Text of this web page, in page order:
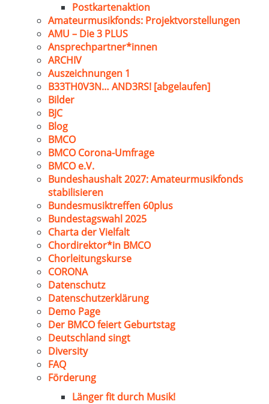
Postkartenaktion
Amateurmusikfonds: Projektvorstellungen
AMU – Die 3 PLUS
Ansprechpartner*innen
ARCHIV
Auszeichnungen 1
B33TH0V3N… AND3RS! [abgelaufen]
Bilder
BJC
Blog
BMCO
BMCO Corona-Umfrage
BMCO e.V.
Bundeshaushalt 2027: Amateurmusikfonds
stabilisieren
Bundesmusiktreffen 60plus
Bundestagswahl 2025
Charta der Vielfalt
Chordirektor*in BMCO
Chorleitungskurse
CORONA
Datenschutz
Datenschutzerklärung
Demo Page
Der BMCO feiert Geburtstag
Deutschland singt
Diversity
FAQ
Förderung
Länger fit durch Musik!